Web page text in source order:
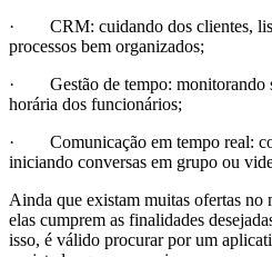
· CRM: cuidando dos clientes,
processos bem organizados;
· Gestão de tempo: monitorando
horária dos funcionários;
· Comunicação em tempo real:
iniciando conversas em grupo ou
Ainda que existam muitas ofertas no
elas cumprem as finalidades
isso, é válido procurar por um